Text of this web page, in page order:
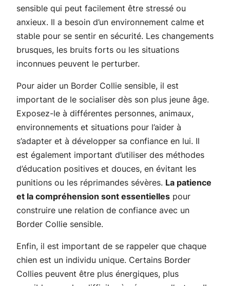
sensible qui peut facilement être stressé ou
anxieux. Il a besoin d’un environnement calme et
stable pour se sentir en sécurité. Les changements
brusques, les bruits forts ou les situations
inconnues peuvent le perturber.
Pour aider un Border Collie sensible, il est
important de le socialiser dès son plus jeune âge.
Exposez-le à différentes personnes, animaux,
environnements et situations pour l’aider à
s’adapter et à développer sa confiance en lui. Il
est également important d’utiliser des méthodes
d’éducation positives et douces, en évitant les
punitions ou les réprimandes sévères. La patience
et la compréhension sont essentielles pour
construire une relation de confiance avec un
Border Collie sensible.
Enfin, il est important de se rappeler que chaque
chien est un individu unique. Certains Border
Collies peuvent être plus énergiques, plus